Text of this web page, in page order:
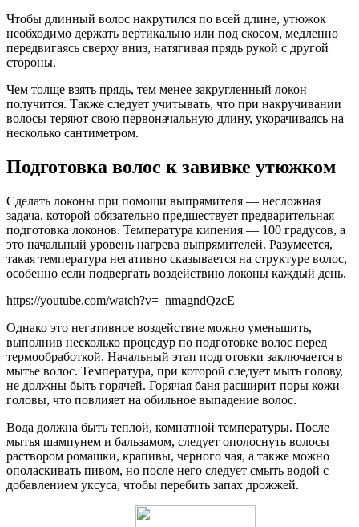
Чтобы длинный волос накрутился по всей длине, утюжок
необходимо держать вертикально или под скосом, медленно
передвигаясь сверху вниз, натягивая прядь рукой с другой
стороны.
Чем толще взять прядь, тем менее закругленный локон
получится. Также следует учитывать, что при накручивании
волосы теряют свою первоначальную длину, укорачиваясь на
несколько сантиметром.
Подготовка волос к завивке утюжком
Сделать локоны при помощи выпрямителя — несложная
задача, которой обязательно предшествует предварительная
подготовка локонов. Температура кипения — 100 градусов, а
это начальный уровень нагрева выпрямителей. Разумеется,
такая температура негативно сказывается на структуре волос,
особенно если подвергать воздействию локоны каждый день.
https://youtube.com/watch?v=_nmagndQzcE
Однако это негативное воздействие можно уменьшить,
выполнив несколько процедур по подготовке волос перед
термообработкой. Начальный этап подготовки заключается в
мытье волос. Температура, при которой следует мыть голову,
не должны быть горячей. Горячая баня расширит поры кожи
головы, что повлияет на обильное выпадение волос.
Вода должна быть теплой, комнатной температуры. После
мытья шампунем и бальзамом, следует ополоснуть волосы
раствором ромашки, крапивы, черного чая, а также можно
ополаскивать пивом, но после него следует смыть водой с
добавлением уксуса, чтобы перебить запах дрожжей.